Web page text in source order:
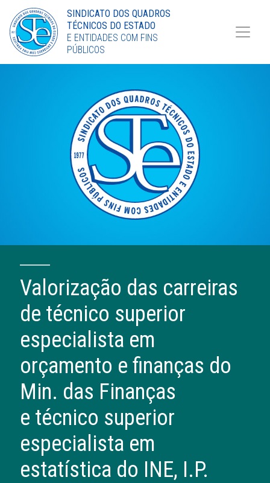
Torne-se Sócio
LinkedIn
SINDICATO DOS QUADROS
TÉCNICOS DO ESTADO
E ENTIDADES COM FINS
PÚBLICOS
Valorização das carreiras
de técnico superior
especialista em
orçamento e finanças do
Min. das Finanças
e técnico superior
especialista em
estatística do INE, I.P.